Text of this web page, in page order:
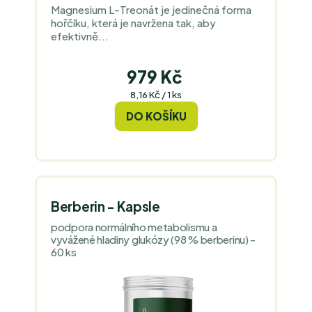
Magnesium L-Treonát je jedinečná forma
hořčíku, která je navržena tak, aby
efektivně...
979 Kč
Měrná
8,16 Kč / 1 ks
DO KOŠÍKU
Berberin - Kapsle
podpora normálního metabolismu a
vyvážené hladiny glukózy (98 % berberinu) -
60 ks